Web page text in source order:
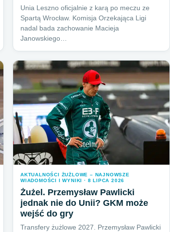
Unia Leszno oficjalnie z karą po meczu ze
Spartą Wrocław. Komisja Orzekająca Ligi
nadal bada zachowanie Macieja
Janowskiego…
AKTUALNOŚCI ŻUŻLOWE – NAJNOWSZE
WIADOMOŚCI I WYNIKI · 8 LIPCA 2026
Żużel. Przemysław Pawlicki
jednak nie do Unii? GKM może
wejść do gry
Transfery żużlowe 2027. Przemysław Pawlicki